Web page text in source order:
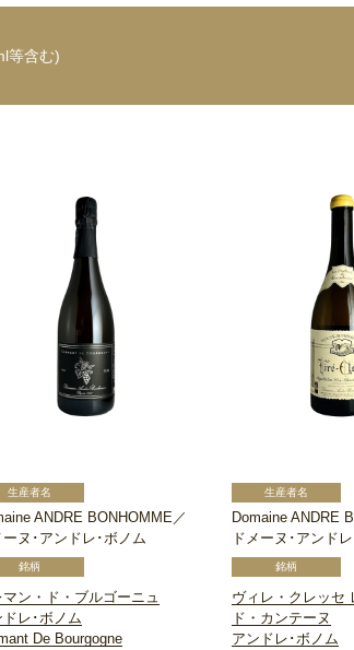
等含む)
ANDRE BONHOMME／
ーヌ･アンドレ･ボノム
マン・ド・ブルゴーニュ
ドレ･ボノム
De Bourgogne
Domaine ANDRE
ドメーヌ･アンド
ヴィレ・クレッセ
ド・カンテーヌ
アンドレ･ボノム